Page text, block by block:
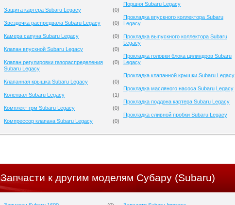
Защита картера Subaru Legacy (0)
Звездочка распредвала Subaru Legacy (0)
Камера сапуна Subaru Legacy (0)
Клапан впускной Subaru Legacy (0)
Клапан регулировки газораспределения
Subaru Legacy
(0)
Клапанная крышка Subaru Legacy (0)
Коленвал Subaru Legacy (1)
Комплект грм Subaru Legacy (0)
Компрессор клапана Subaru Legacy (0)
Поршня Subaru Legacy
Прокладка впускного коллектора Subaru
Legacy
Прокладка выпускного коллектора Subaru
Legacy
Прокладка головки блока цилиндров Subaru
Legacy
Прокладка клапанной крышки Subaru Legacy
Прокладка масляного насоса Subaru Legacy
Прокладка поддона картера Subaru Legacy
Прокладка сливной пробки Subaru Legacy
Запчасти к другим моделям Субару (Subaru)